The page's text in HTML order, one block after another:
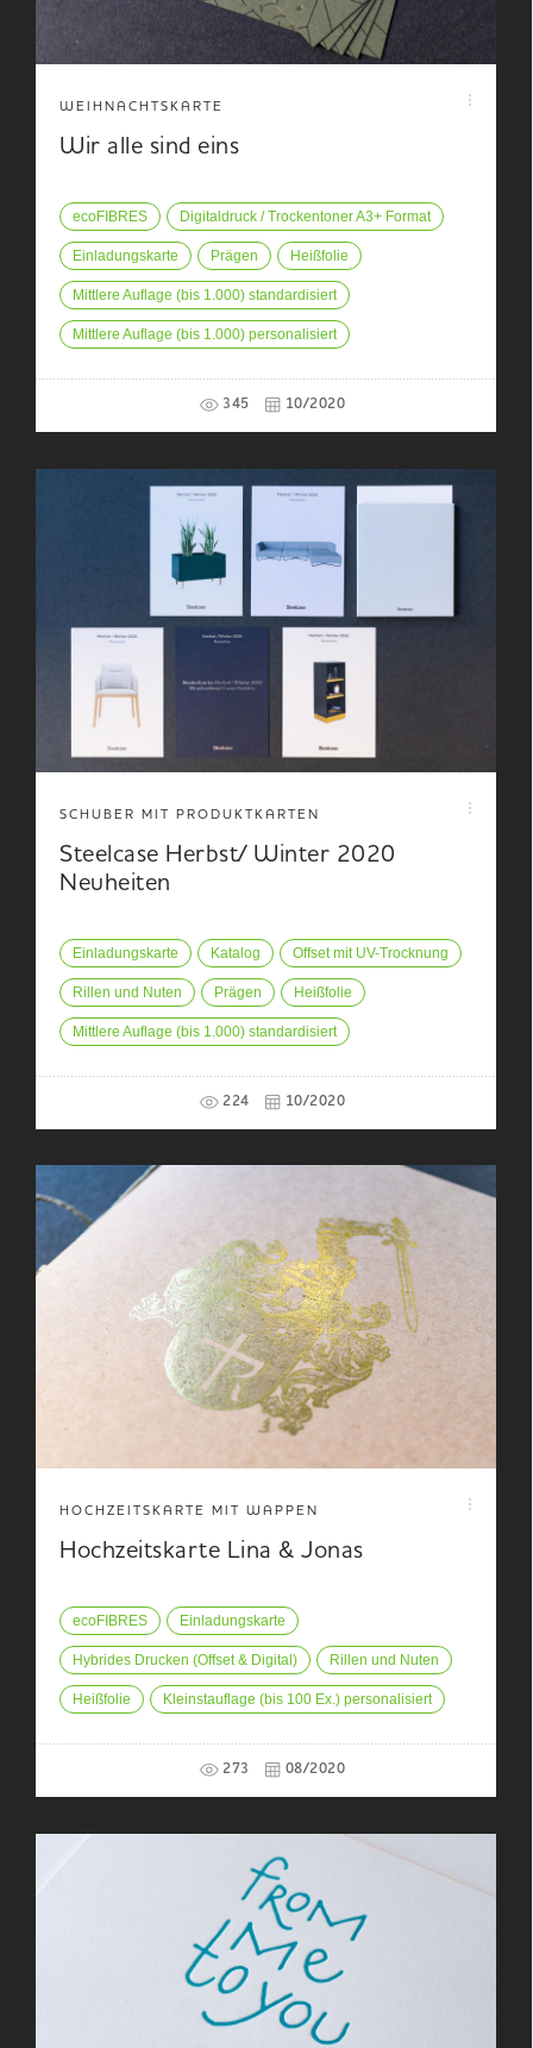
WEIHNACHTSKARTE
Wir alle sind eins
ecoFIBRES Digitaldruck / Trockentoner A3+ Format
Einladungskarte Prägen Heißfolie
Mittlere Auflage (bis 1.000) standardisiert
Mittlere Auflage (bis 1.000) personalisiert
345 10/2020
SCHUBER MIT PRODUKTKARTEN
Steelcase Herbst/ Winter 2020
Neuheiten
Einladungskarte Katalog Offset mit UV-Trocknung
Rillen und Nuten Prägen Heißfolie
Mittlere Auflage (bis 1.000) standardisiert
224 10/2020
HOCHZEITSKARTE MIT WAPPEN
Hochzeitskarte Lina & Jonas
ecoFIBRES Einladungskarte
Hybrides Drucken (Offset & Digital) Rillen und Nuten
Heißfolie Kleinstauflage (bis 100 Ex.) personalisiert
273 08/2020